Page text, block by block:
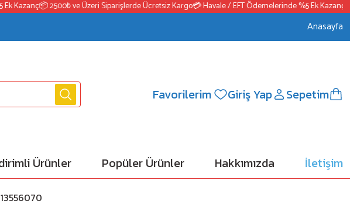
📦 2500₺ ve Üzeri Siparişlerde Ücretsiz Kargo💳 Havale / EFT Ödemelerinde %5 Ek Kazanç
Anasayfa
Favorilerim Giriş Yap Sepetim
Ürünler Popüler Ürünler Hakkımızda İletişim